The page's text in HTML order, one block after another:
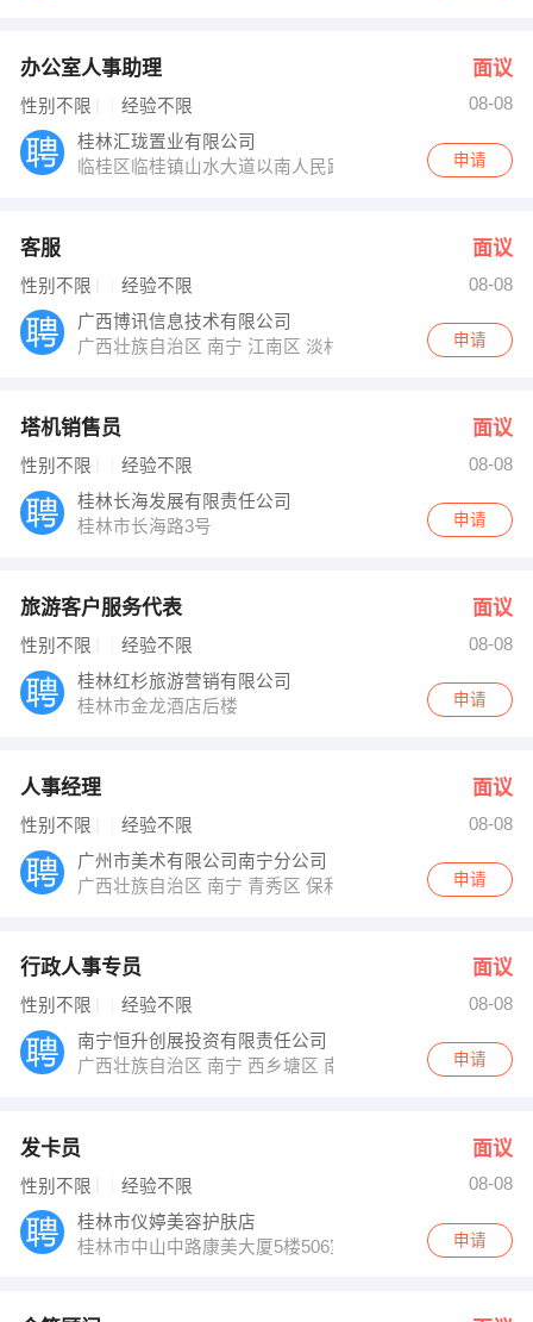
办公室人事助理 面议
性别不限 经验不限
08-08
桂林汇珑置业有限公司
临桂区临桂镇山水大道以南人民路延长线以西汇金时代广
申请
客服 面议
性别不限 经验不限
08-08
广西博讯信息技术有限公司
广西壮族自治区 南宁 江南区 淡村市场北海港3楼申请
塔机销售员 面议
性别不限 经验不限
08-08
桂林长海发展有限责任公司
桂林市长海路3号
申请
旅游客户服务代表 面议
性别不限 经验不限
08-08
桂林红杉旅游营销有限公司
桂林市金龙酒店后楼
申请
人事经理 面议
性别不限 经验不限
08-08
广州市美术有限公司南宁分公司
广西壮族自治区 南宁 青秀区 保利21世家休闲居1栋201号
申请
行政人事专员 面议
性别不限 经验不限
08-08
南宁恒升创展投资有限责任公司
广西壮族自治区 南宁 西乡塘区 南宁新阳北路5号5栋1单
申请
发卡员 面议
性别不限 经验不限
08-08
桂林市仪婷美容护肤店
桂林市中山中路康美大厦5楼506室
申请